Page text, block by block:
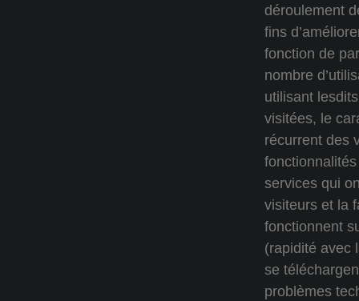
déroulement
fins
fonction de
nombre
utilisant
visitées, le
récurrent des
services qui
visiteurs et la
fonctionnent
(rapidité avec
se
problèmes